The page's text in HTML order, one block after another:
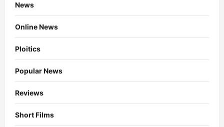
News
Online News
Ploitics
Popular News
Reviews
Short Films